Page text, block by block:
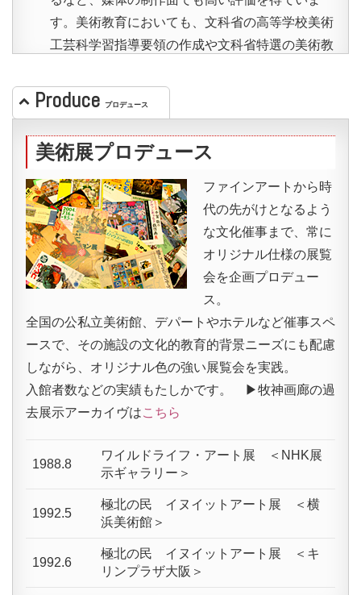
す。美術教育においても、文科省の高等学校美術
工芸科学習指導要領の作成や文科省特選の美術教
主が参画するなどの実績を有しています。▶︎アー
こちら
箱根ドールズハウス美術館
世界的ドールズハウスコレクションの教育ソフト
としての活用普及
箱根ドールハウス美術
」は2016年4月より、
箱根町芦ノ湯でオープン
しました。（株）ピエロ
タ代表／牧神画廊オーナ
ー・新美康明が約20年以
上に渡り、世界中から集めた貴重なドールハウス
のコレクションを所蔵し、ドールハウスの6つの
「旅をする」を体感できる日本唯一のドールハウ
ス専門美術館です。2023年には、併設の
ジアムパーク「はこにわ 」 OPEN。
Produce プロデュース
美術展プロデュース
ファインアートから時
代の先がけとなるよう
な文化催事まで、常に
オリジナル仕様の展覧
会を企画プロデュー
ス。
全国の公私立美術館、デパートやホテルなど催事スペ
ースで、その施設の文化的教育的背景ニーズにも配慮
しながら、オリジナル色の強い展覧会を実践。
入館者数などの実績もたしかです。 ▶︎牧神画廊の過
去展示アーカイヴはこちら
1988.8
ワイルドライフ・アート展 ＜NHK展
示ギャラリー＞
1992.5
極北の民 イヌイットアート展 ＜横
浜美術館＞
1992.6
極北の民 イヌイットアート展 ＜キ
リンプラザ大阪＞